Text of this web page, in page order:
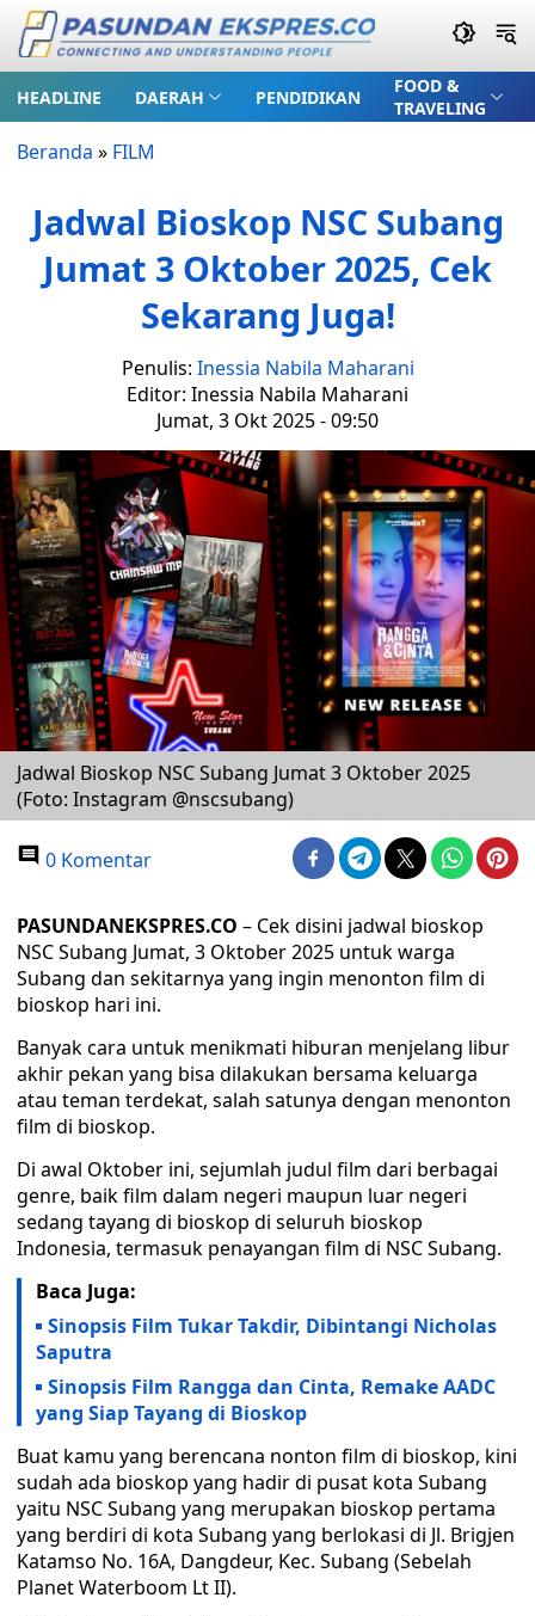
HEADLINE DAERAH PENDIDIKAN
FOOD &
TRAVELING
Beranda » FILM
Jadwal Bioskop NSC Subang
Jumat 3 Oktober 2025, Cek
Sekarang Juga!
Penulis: Inessia Nabila Maharani
Editor: Inessia Nabila Maharani
Jumat, 3 Okt 2025 - 09:50
Jadwal Bioskop NSC Subang Jumat 3 Oktober 2025
(Foto: Instagram @nscsubang)
0 Komentar
PASUNDANEKSPRES.CO – Cek disini jadwal bioskop
NSC Subang Jumat, 3 Oktober 2025 untuk warga
Subang dan sekitarnya yang ingin menonton film di
bioskop hari ini.
Banyak cara untuk menikmati hiburan menjelang libur
akhir pekan yang bisa dilakukan bersama keluarga
atau teman terdekat, salah satunya dengan menonton
film di bioskop.
Di awal Oktober ini, sejumlah judul film dari berbagai
genre, baik film dalam negeri maupun luar negeri
sedang tayang di bioskop di seluruh bioskop
Indonesia, termasuk penayangan film di NSC Subang.
Baca Juga:
Sinopsis Film Tukar Takdir, Dibintangi Nicholas
Saputra
Sinopsis Film Rangga dan Cinta, Remake AADC
yang Siap Tayang di Bioskop
Buat kamu yang berencana nonton film di bioskop, kini
sudah ada bioskop yang hadir di pusat kota Subang
yaitu NSC Subang yang merupakan bioskop pertama
yang berdiri di kota Subang yang berlokasi di Jl. Brigjen
Katamso No. 16A, Dangdeur, Kec. Subang (Sebelah
Planet Waterboom Lt II).